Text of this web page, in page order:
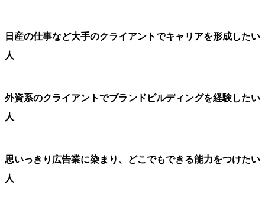
日産の仕事など大手のクライアントでキャリアを形成したい
人
外資系のクライアントでブランドビルディングを経験したい
人
思いっきり広告業に染まり、どこでもできる能力をつけたい
人